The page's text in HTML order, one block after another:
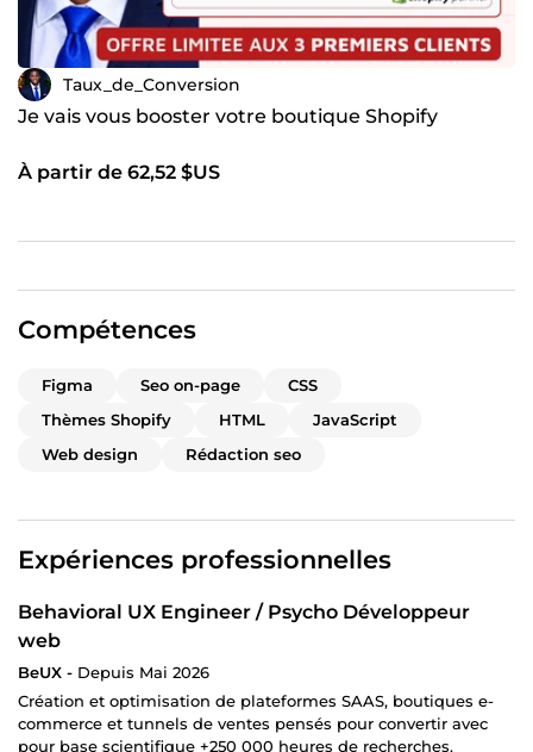
Taux_de_Conversion
Je vais vous booster votre boutique Shopify
À partir de 62,52 $US
Compétences
Figma Seo on-page
CSS
Thèmes Shopify
HTML
JavaScript
Web design
Rédaction seo
Expériences professionnelles
Behavioral UX Engineer / Psycho Développeur
web
BeUX - Depuis Mai 2026
Création et optimisation de plateformes SAAS, boutiques e-
commerce et tunnels de ventes pensés pour convertir avec
pour base scientifique +250 000 heures de recherches.